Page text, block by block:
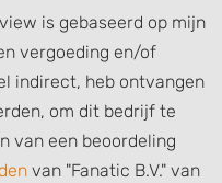
is gebaseerd op mijn
vergoeding en/of
indirect, heb ontvangen
om dit bedrijf te
van een beoordeling
van "Fanatic B.V." van